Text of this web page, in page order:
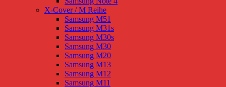
X-Cover / M Reihe
Samsung M51
Samsung M31s
Samsung M30s
Samsung M30
Samsung M20
Samsung M13
Samsung M12
Samsung M11